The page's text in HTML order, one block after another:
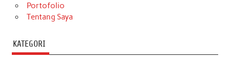
Portofolio
Tentang Saya
KATEGORI